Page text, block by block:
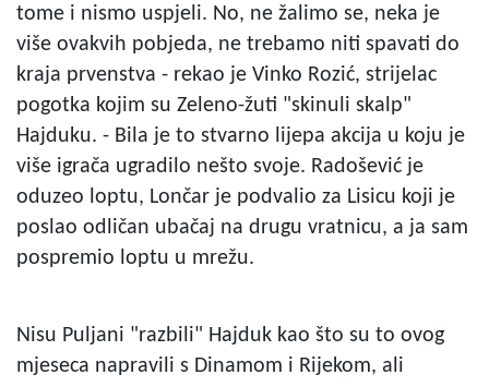
tome i nismo uspjeli. No, ne žalimo se, neka je
više ovakvih pobjeda, ne trebamo niti spavati do
kraja prvenstva - rekao je Vinko Rozić, strijelac
pogotka kojim su Zeleno-žuti "skinuli skalp"
Hajduku. - Bila je to stvarno lijepa akcija u koju je
više igrača ugradilo nešto svoje. Radošević je
oduzeo loptu, Lončar je podvalio za Lisicu koji je
poslao odličan ubačaj na drugu vratnicu, a ja sam
pospremio loptu u mrežu.
Nisu Puljani "razbili" Hajduk kao što su to ovog
mjeseca napravili s Dinamom i Rijekom, ali